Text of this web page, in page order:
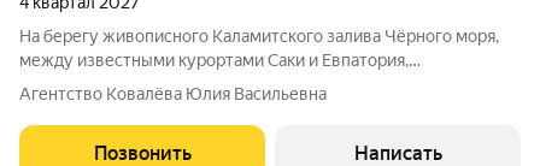
На берегу живописного Каламитского залива Чёрного моря,
между известными курортами Саки и Евпатория,
расположился уникальный курортный комплекс
побережья и предлагает вам возможность стать
Агентство Ковалёва Юлия Васильевна
Позвонить Написать